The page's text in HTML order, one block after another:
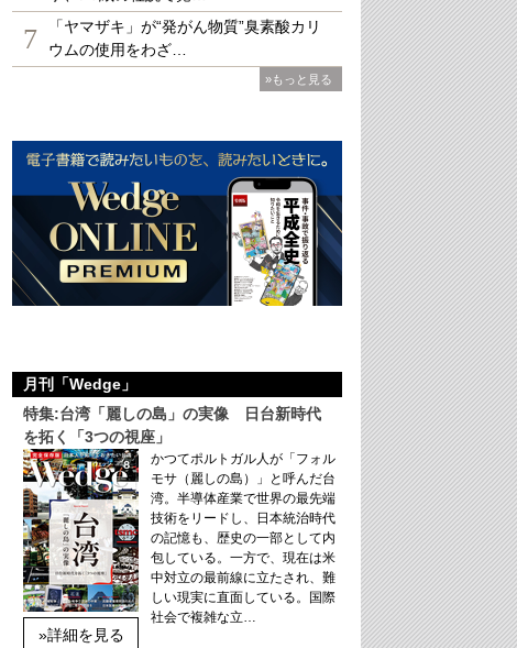
7
「ヤマザキ」が“発がん物質”臭素酸カリ
ウムの使用をわざ…
»もっと見る
月刊「Wedge」
特集:台湾「麗しの島」の実像 日台新時代
を拓く「3つの視座」
»詳細を見る
かつてポルトガル人が「フォル
モサ（麗しの島）」と呼んだ台
湾。半導体産業で世界の最先端
技術をリードし、日本統治時代
の記憶も、歴史の一部として内
包している。一方で、現在は米
中対立の最前線に立たされ、難
しい現実に直面している。国際
社会で複雑な立…